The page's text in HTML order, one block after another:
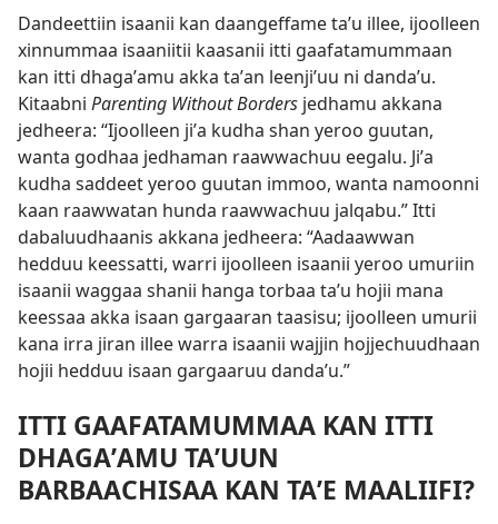
Dandeettiin isaanii kan daangeffame taʼu illee, ijoolleen
xinnummaa isaaniitii kaasanii itti gaafatamummaan
kan itti dhagaʼamu akka taʼan leenjiʼuu ni dandaʼu.
Kitaabni Parenting Without Borders jedhamu akkana
jedheera: “Ijoolleen jiʼa kudha shan yeroo guutan,
wanta godhaa jedhaman raawwachuu eegalu. Jiʼa
kudha saddeet yeroo guutan immoo, wanta namoonni
kaan raawwatan hunda raawwachuu jalqabu.” Itti
dabaluudhaanis akkana jedheera: “Aadaawwan
hedduu keessatti, warri ijoolleen isaanii yeroo umuriin
isaanii waggaa shanii hanga torbaa taʼu hojii mana
keessaa akka isaan gargaaran taasisu; ijoolleen umurii
kana irra jiran illee warra isaanii wajjin hojjechuudhaan
hojii hedduu isaan gargaaruu dandaʼu.”
ITTI GAAFATAMUMMAA KAN ITTI
DHAGAʼAMU TAʼUUN
BARBAACHISAA KAN TAʼE MAALIIFI?